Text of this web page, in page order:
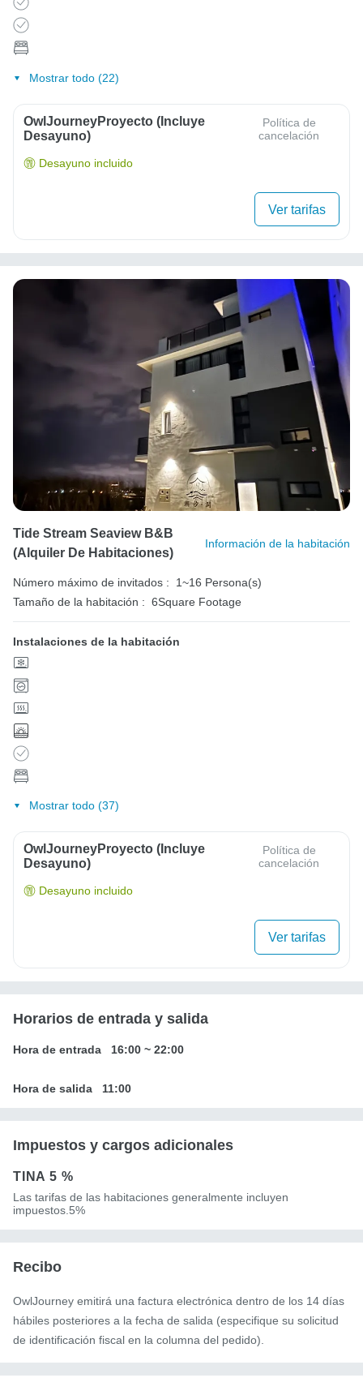
Mostrar todo (22)
OwlJourneyProyecto (Incluye
Desayuno)
Política de
cancelación
Desayuno incluido
Ver tarifas
Tide Stream Seaview B&B
(Alquiler De Habitaciones)
Información de la habitación
Número máximo de invitados :
1~16 Persona(s)
Tamaño de la habitación : 6Square Footage
Instalaciones de la habitación
Mostrar todo (37)
OwlJourneyProyecto (Incluye
Desayuno)
Política de
cancelación
Desayuno incluido
Ver tarifas
Horarios de entrada y salida
Hora de entrada 16:00 ~ 22:00
Hora de salida 11:00
Impuestos y cargos adicionales
TINA 5 %
Las tarifas de las habitaciones generalmente incluyen
impuestos.5%
Recibo
OwlJourney emitirá una factura electrónica dentro de los 14 días
hábiles posteriores a la fecha de salida (especifique su solicitud
de identificación fiscal en la columna del pedido).